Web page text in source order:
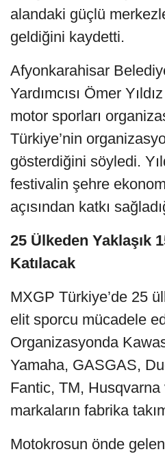
alandaki güçlü
geldiğini kaydetti.
Afyonkarahisar
Yardımcısı Ömer
motor sporları
Türkiye’nin
gösterdiğini söyledi.
festivalin şehre
açısından katkı
25 Ülkeden Yaklaşık
Katılacak
MXGP Türkiye’de 25
elit sporcu mücadele
Organizasyonda
Yamaha, GASGAS,
Fantic, TM,
markaların fabrika
Motokrosun önde